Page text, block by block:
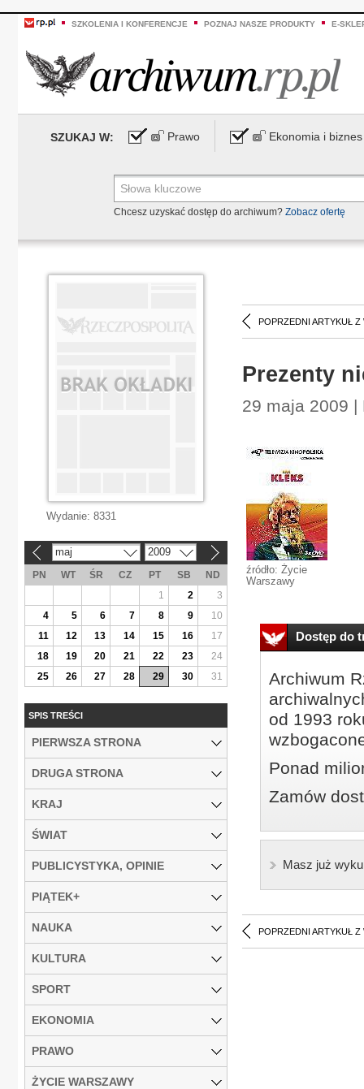
SZKOLENIA I KONFERENCJE POZNAJ NASZE PRODUKTY E-
SZUKAJ W: Prawo Ekonomia i biznes
Chcesz uzyskać dostęp do archiwum? Zobacz ofertę
POPRZEDNI ARTYKUŁ Z
Prezenty
29 maja 2009 |
źródło: Życie
Warszawy
Dostęp do
Archiwum
od 1993
Ponad
Zamów
Masz już
POPRZEDNI ARTYKUŁ Z
Wydanie: 8331
maj 2009
PN WT ŚR CZ PT SB
ND
1
2
3
4
5 6 7 8 9
10
11
12 13 14 15 16
17
18
19 20 21 22 23
24
25
26 27 28 29 30 31
SPIS TREŚCI
PIERWSZA STRONA
DRUGA STRONA
KRAJ
ŚWIAT
PUBLICYSTYKA, OPINIE
PIĄTEK+
NAUKA
KULTURA
SPORT
EKONOMIA
PRAWO
ŻYCIE WARSZAWY